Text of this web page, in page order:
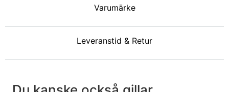
Varumärke
Leveranstid & Retur